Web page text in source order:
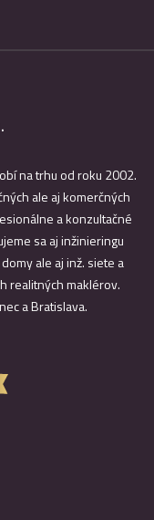
na trhu od roku 2002.
ale aj komerčných
a konzultačné
sa aj inžinieringu
ale aj inž. siete a
realitných maklérov.
a Bratislava.